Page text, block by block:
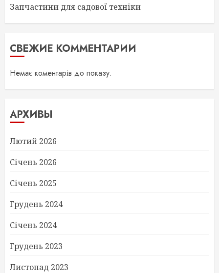
Запчастини для садової техніки
СВЕЖИЕ КОММЕНТАРИИ
Немає коментарів до показу.
АРХИВЫ
Лютий 2026
Січень 2026
Січень 2025
Грудень 2024
Січень 2024
Грудень 2023
Листопад 2023